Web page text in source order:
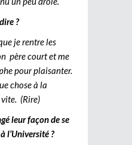
?
je rentre les
père court et me
pour plaisanter.
chose à la
(Rire)
leur façon de se
l’Université ?